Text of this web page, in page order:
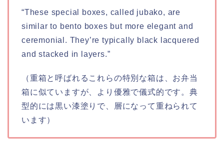
“These special boxes, called jubako, are
similar to bento boxes but more elegant and
ceremonial. They’re typically black lacquered
and stacked in layers.”
（重箱と呼ばれるこれらの特別な箱は、お弁当
箱に似ていますが、より優雅で儀式的です。典
型的には黒い漆塗りで、層になって重ねられて
います）